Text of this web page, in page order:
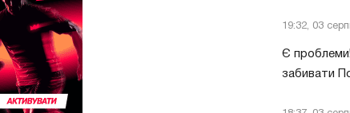
19:32, 03
Є
забивати